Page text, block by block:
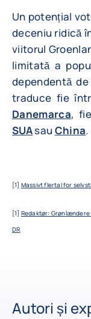
Un potențial
deceniu ridică
viitorul
limitată a
dependentă
traduce fie
Danemarca,
SUAsau China.
[1] Massivt flertal for
[1] Redaktør:
DR
Autori și